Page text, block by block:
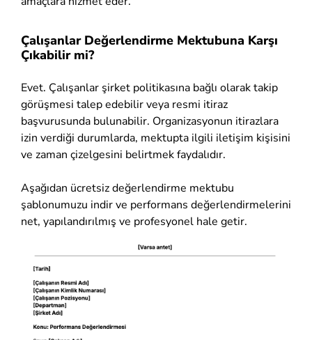
Çalışanlar Değerlendirme Mektubuna Karşı
Çıkabilir mi?
Evet. Çalışanlar şirket politikasına bağlı olarak takip
görüşmesi talep edebilir veya resmi itiraz
başvurusunda bulunabilir. Organizasyonun itirazlara
izin verdiği durumlarda, mektupta ilgili iletişim kişisini
ve zaman çizelgesini belirtmek faydalıdır.
Aşağıdan ücretsiz değerlendirme mektubu
şablonumuzu indir ve performans değerlendirmelerini
net, yapılandırılmış ve profesyonel hale getir.